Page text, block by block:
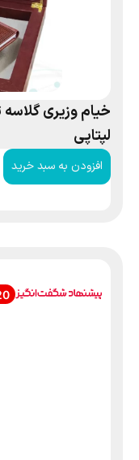
خیام وزیری
لپتاپی
افزودن به سبد خرید